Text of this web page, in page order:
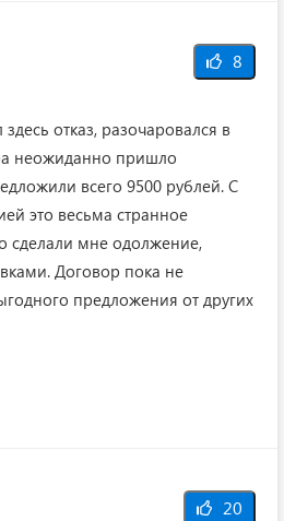
8
отказ, разочаровался в
неожиданно пришло
всего 9500 рублей. С
это весьма странное
сделали мне одолжение,
Договор пока не
предложения от других
20